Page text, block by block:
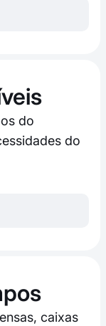
do
do
caixas